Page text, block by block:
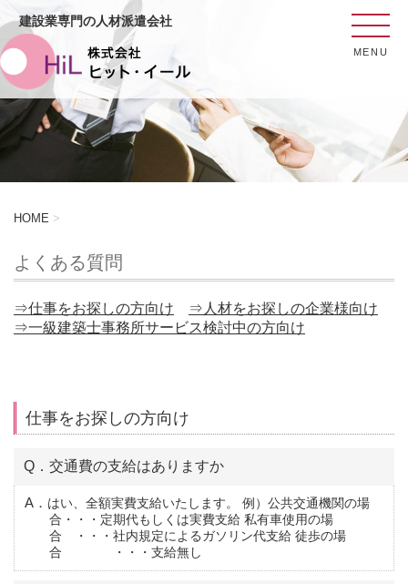
MENU
建設業専門の人材派遣会社
HOME >
よくある質問
⇒仕事をお探しの方向け
⇒人材をお探しの企業様向け
⇒一級建築士事務所サービス検討中の方向け
仕事をお探しの方向け
Q．交通費の支給はありますか
A．はい、全額実費支給いたします。 例）公共交通機関の場
合・・・定期代もしくは実費支給 私有車使用の場
合 ・・・社内規定によるガソリン代支給 徒歩の場
合 ・・・支給無し